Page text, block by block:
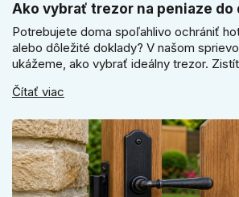
Ako vybrať trezor na peniaze do
Potrebujete doma spoľahlivo ochrániť
alebo dôležité doklady? V našom
ukážeme, ako vybrať ideálny trezor.
kľúčové jeho správne ukotvenie.
Čítať viac